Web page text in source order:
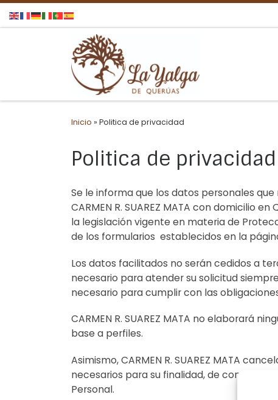
Saltar al contenido
Inicio » Politica de privacidad
Politica de privacidad
Se le informa que los datos personales
CARMEN R. SUAREZ MATA con domicilio
la legislación vigente en materia de
de los formularios establecidos en la
Los datos facilitados no serán cedidos a
necesario para atender su solicitud
necesario para cumplir con las
CARMEN R. SUAREZ MATA no elaborará
base a perfiles.
Asimismo, CARMEN R. SUAREZ MATA
necesarios para su finalidad, de
Personal.